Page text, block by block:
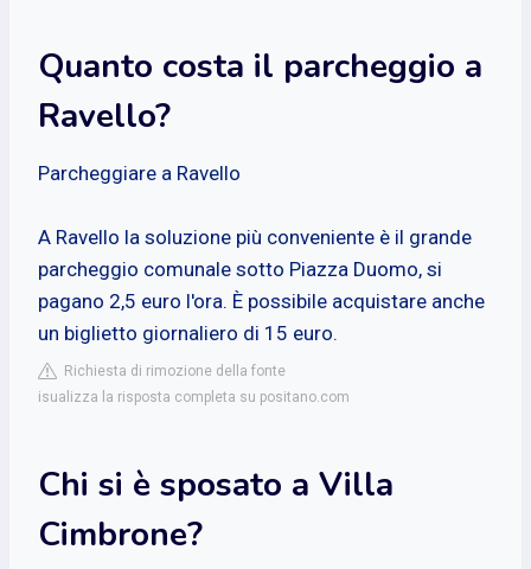
Quanto costa il parcheggio a
Ravello?
Parcheggiare a Ravello
A Ravello la soluzione più conveniente è il grande
parcheggio comunale sotto Piazza Duomo, si
pagano 2,5 euro l'ora. È possibile acquistare anche
un biglietto giornaliero di 15 euro.
Richiesta di rimozione della fonte
isualizza la risposta completa su positano.com
Chi si è sposato a Villa
Cimbrone?